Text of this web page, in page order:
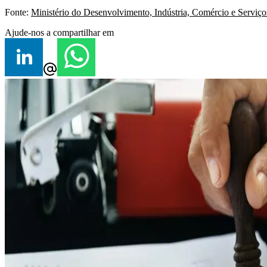
Fonte: Ministério do Desenvolvimento, Indústria, Comércio e
Ajude-nos a compartilhar em